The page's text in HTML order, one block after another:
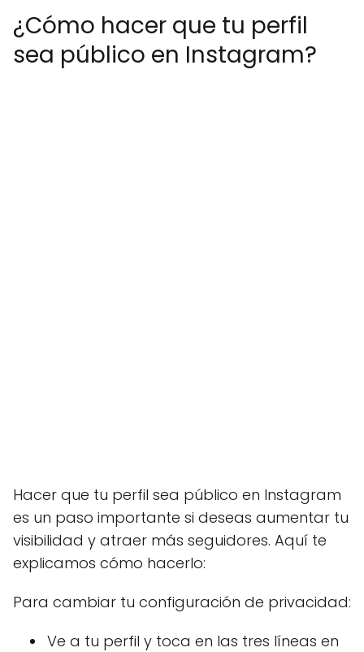
¿Cómo hacer que tu perfil
sea público en Instagram?
Hacer que tu perfil sea público en Instagram
es un paso importante si deseas aumentar tu
visibilidad y atraer más seguidores. Aquí te
explicamos cómo hacerlo:
Para cambiar tu configuración de privacidad:
Ve a tu perfil y toca en las tres líneas en